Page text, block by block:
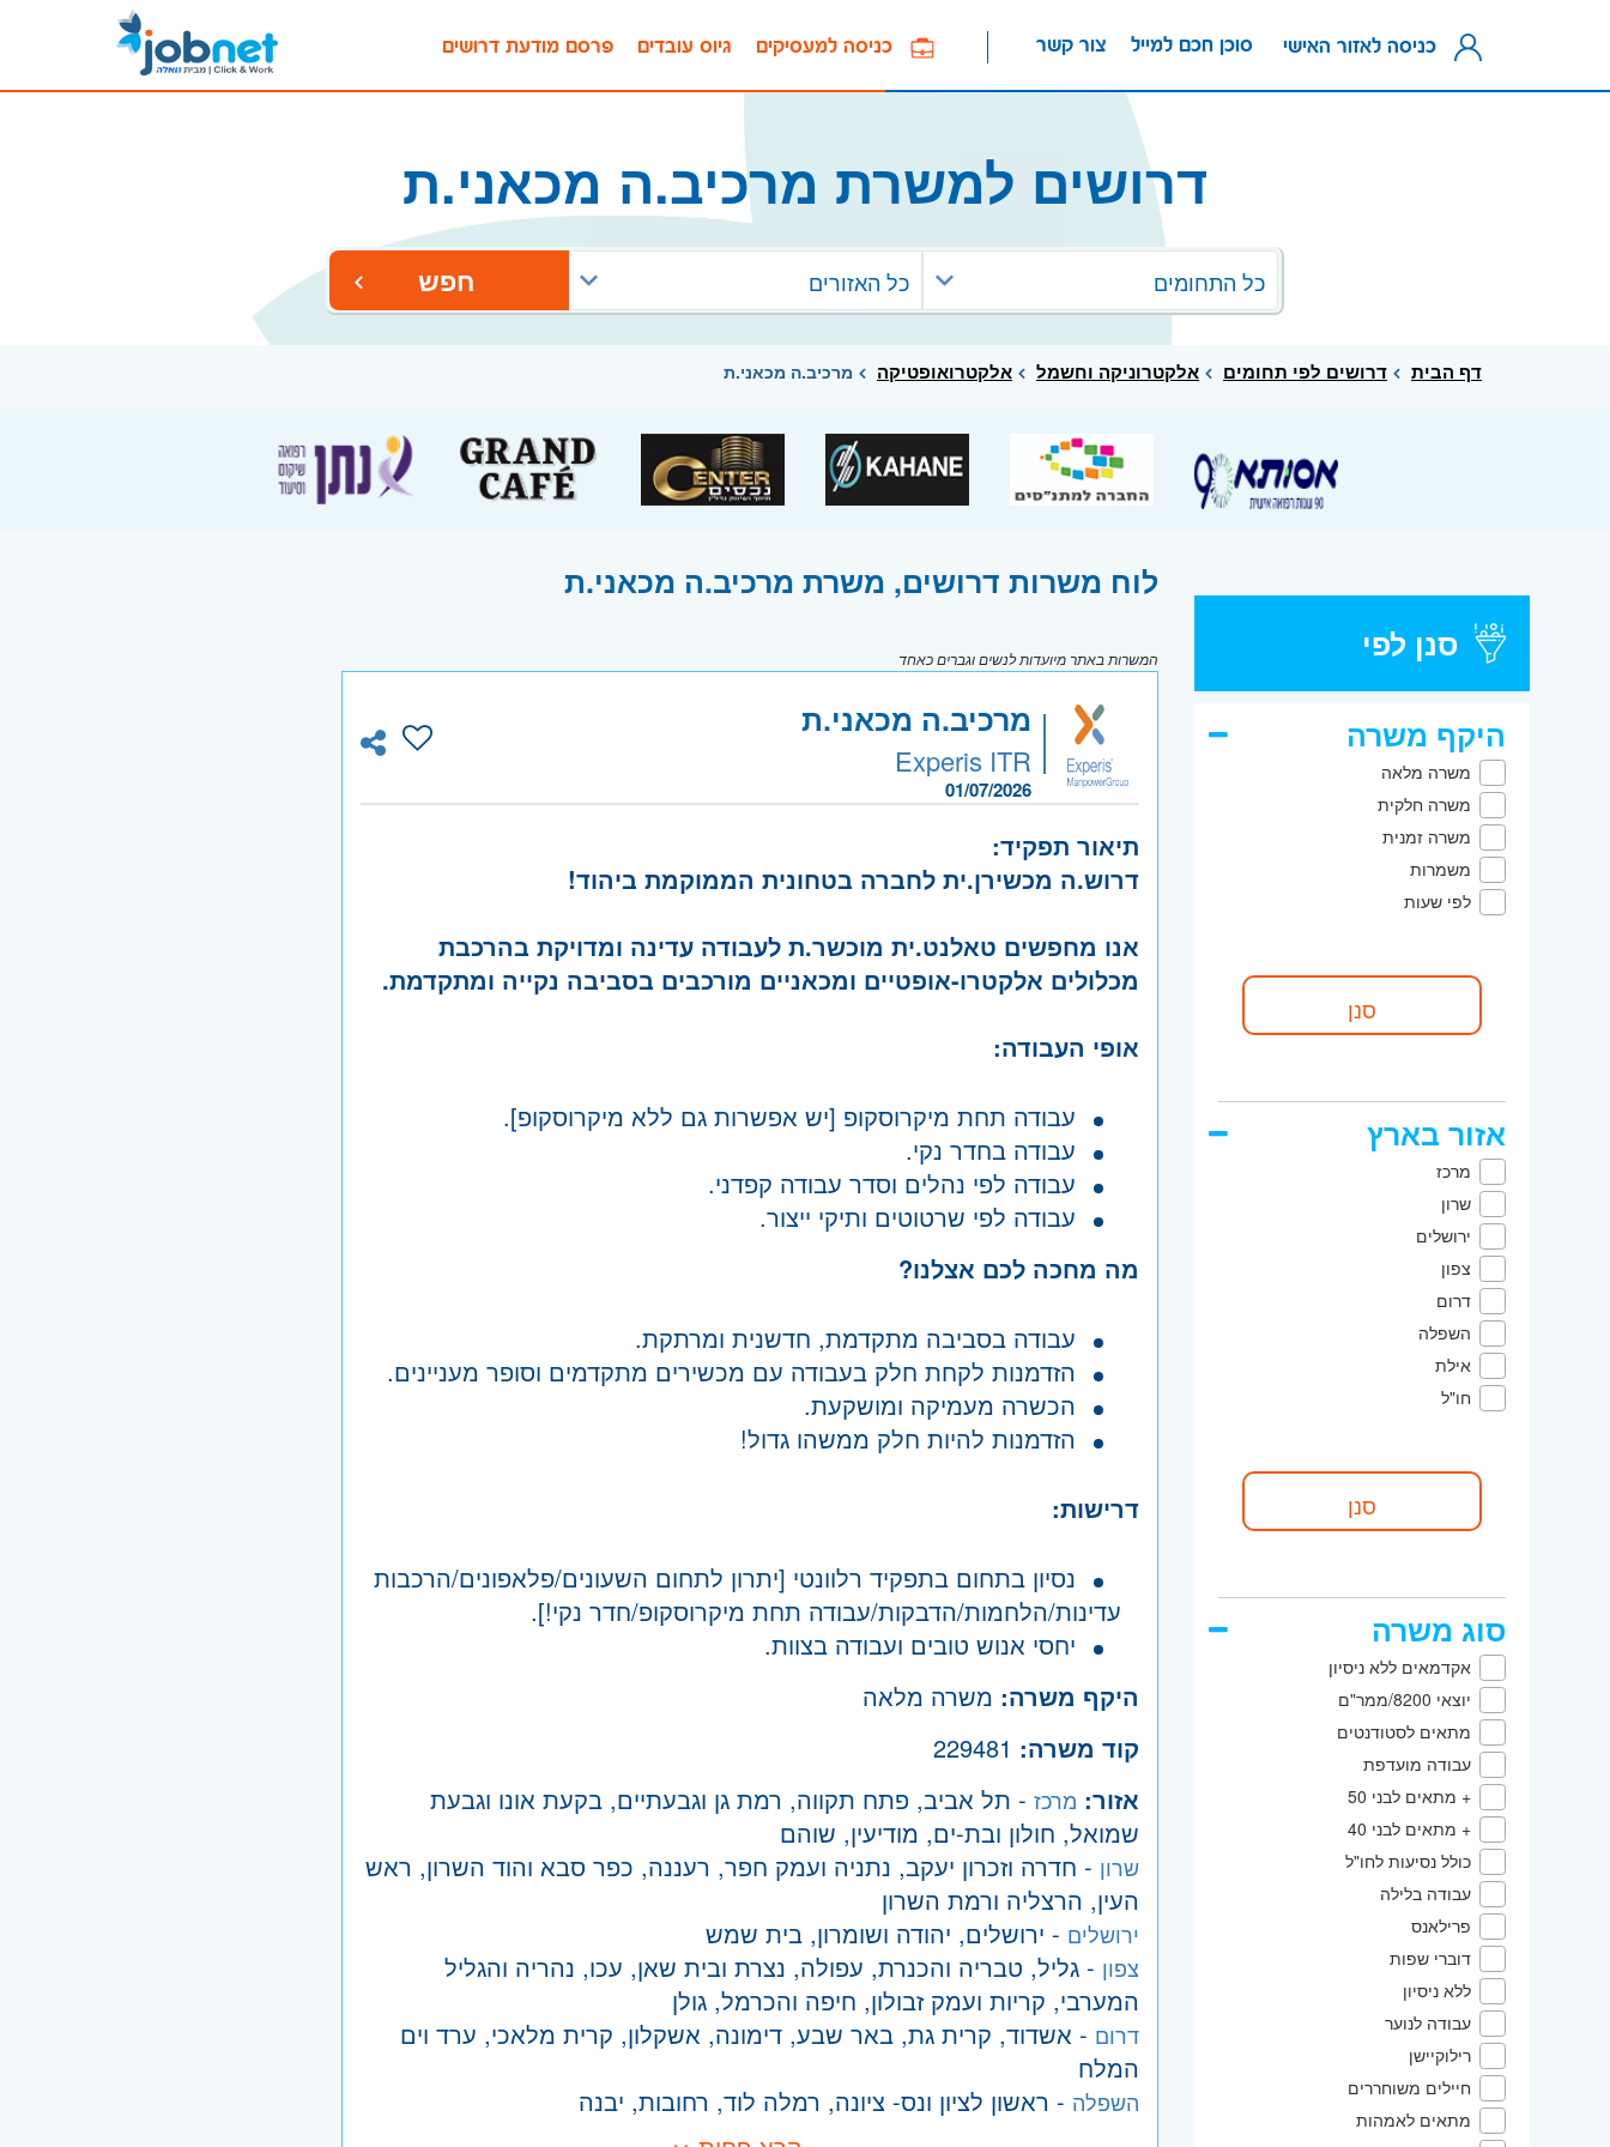
פרסם מודעת דרושים גיוס עובדים כניסה למעסיקים צור קשר סוכן חכם למייל כניסה לאזור האישי
דרושים למשרת מרכיב.ה מכאני.ת
כל התחומים כל האזורים חפש
דף הבית דרושים לפי תחומים אלקטרוניקה וחשמל אלקטרואופטיקה מרכיב.ה מכאני.ת
סנן לפי
היקף משרה
משרה מלאה
משרה חלקית
משרה זמנית
משמרות
לפי שעות
אזור בארץ
מרכז
שרון
ירושלים
צפון
דרום
השפלה
אילת
חו"ל
סוג משרה
אקדמאים ללא ניסיון
יוצאי 8200/ממר"ם
מתאים לסטודנטים
עבודה מועדפת
+ מתאים לבני 50
+ מתאים לבני 40
כולל נסיעות לחו"ל
עבודה בלילה
פרילאנס
דוברי שפות
ללא ניסיון
עבודה לנוער
רילוקיישן
חיילים משוחררים
מתאים לאמהות
לוח משרות דרושים, משרת מרכיב.ה מכאני.ת
המשרות באתר מיועדות לנשים וגברים כאחד
מרכיב.ה מכאני.ת
Experis ITR
01/07/2026
תיאור תפקיד:
דרוש.ה מכשירן.ית לחברה בטחונית הממוקמת ביהוד!
אנו מחפשים טאלנט.ית מוכשר.ת לעבודה עדינה ומדויקת בהרכבת
מכלולים אלקטרו-אופטיים ומכאניים מורכבים בסביבה נקייה ומתקדמת.
אופי העבודה:
עבודה תחת מיקרוסקופ [יש אפשרות גם ללא מיקרוסקופ].
עבודה בחדר נקי.
עבודה לפי נהלים וסדר עבודה קפדני.
עבודה לפי שרטוטים ותיקי ייצור.
מה מחכה לכם אצלנו?
עבודה בסביבה מתקדמת, חדשנית ומרתקת.
הזדמנות לקחת חלק בעבודה עם מכשירים מתקדמים וסופר מעניינים.
הכשרה מעמיקה ומושקעת.
הזדמנות להיות חלק ממשהו גדול!
דרישות:
נסיון בתחום בתפקיד רלוונטי [יתרון לתחום השעונים/פלאפונים/הרכבות
עדינות/הלחמות/הדבקות/עבודה תחת מיקרוסקופ/חדר נקי!].
יחסי אנוש טובים ועבודה בצוות.
היקף משרה: משרה מלאה
קוד משרה:
אזור: מרכז - תל אביב, פתח תקווה, רמת גן וגבעתיים, בקעת אונו וגבעת
שמואל, חולון ובת-ים, מודיעין, שוהם
שרון - חדרה וזכרון יעקב, נתניה ועמק חפר, רעננה, כפר סבא והוד השרון, ראש
העין, הרצליה ורמת השרון
ירושלים - ירושלים, יהודה ושומרון, בית שמש
צפון - גליל, טבריה והכנרת, עפולה, נצרת ובית שאן, עכו, נהריה והגליל
המערבי, קריות ועמק זבולון, חיפה והכרמל, גולן
דרום - אשדוד, קרית גת, באר שבע, דימונה, אשקלון, קרית מלאכי, ערד וים
המלח
השפלה - ראשון לציון ונס- ציונה, רמלה לוד, רחובות, יבנה